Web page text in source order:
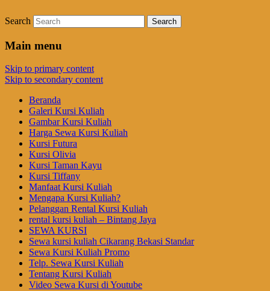
Search
Main menu
Skip to primary content
Skip to secondary content
Beranda
Galeri Kursi Kuliah
Gambar Kursi Kuliah
Harga Sewa Kursi Kuliah
Kursi Futura
Kursi Olivia
Kursi Taman Kayu
Kursi Tiffany
Manfaat Kursi Kuliah
Mengapa Kursi Kuliah?
Pelanggan Rental Kursi Kuliah
rental kursi kuliah – Bintang Jaya
SEWA KURSI
Sewa kursi kuliah Cikarang Bekasi Standar
Sewa Kursi Kuliah Promo
Telp. Sewa Kursi Kuliah
Tentang Kursi Kuliah
Video Sewa Kursi di Youtube